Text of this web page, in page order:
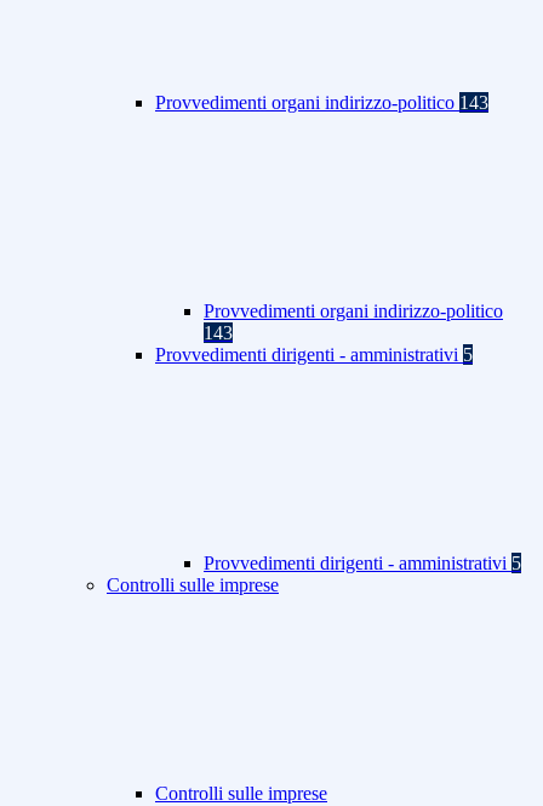
Provvedimenti organi indirizzo-politico 143
Provvedimenti organi indirizzo-politico
143
Provvedimenti dirigenti - amministrativi 5
Provvedimenti dirigenti - amministrativi 5
Controlli sulle imprese
Controlli sulle imprese